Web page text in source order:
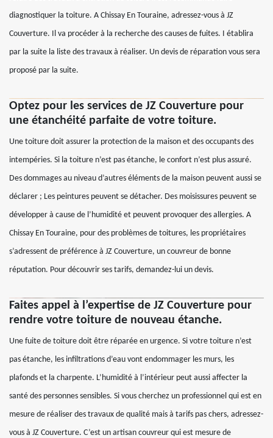
diagnostiquer la toiture. A Chissay En Touraine, adressez-vous à JZ
Couverture. Il va procéder à la recherche des causes de fuites. I établira
par la suite la liste des travaux à réaliser. Un devis de réparation vous sera
proposé par la suite.
Optez pour les services de JZ Couverture pour
une étanchéité parfaite de votre toiture.
Une toiture doit assurer la protection de la maison et des occupants des
intempéries. Si la toiture n’est pas étanche, le confort n’est plus assuré.
Des dommages au niveau d’autres éléments de la maison peuvent aussi se
déclarer ; Les peintures peuvent se détacher. Des moisissures peuvent se
développer à cause de l’humidité et peuvent provoquer des allergies. A
Chissay En Touraine, pour des problèmes de toitures, les propriétaires
s’adressent de préférence à JZ Couverture, un couvreur de bonne
réputation. Pour découvrir ses tarifs, demandez-lui un devis.
Faites appel à l’expertise de JZ Couverture pour
rendre votre toiture de nouveau étanche.
Une fuite de toiture doit être réparée en urgence. Si votre toiture n’est
pas étanche, les infiltrations d’eau vont endommager les murs, les
plafonds et la charpente. L’humidité à l’intérieur peut aussi affecter la
santé des personnes sensibles. Si vous cherchez un professionnel qui est en
mesure de réaliser des travaux de qualité mais à tarifs pas chers, adressez-
vous à JZ Couverture. C’est un artisan couvreur qui est mesure de